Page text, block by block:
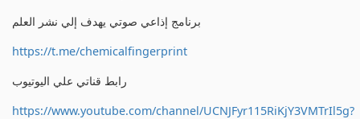
برنامج إذاعي صوتي يهدف إلي نشر العلم
https://t.me/chemicalfingerprint
رابط قناتي علي اليوتيوب
https://www.youtube.com/channel/UCNJFyr115RiKjY3VMTrIl5g?